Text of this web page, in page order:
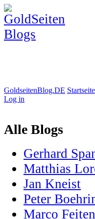
GoldseitenBlog.DE Startseite
Log in
Alle Blogs
Gerhard
Matthias
Jan Kneist
Peter
Marco Feiten